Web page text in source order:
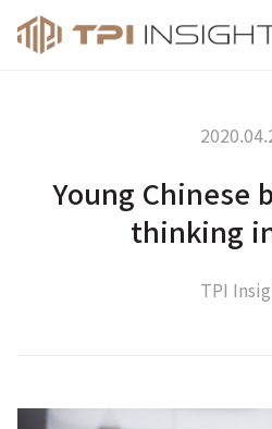
Young Chinese
thinking
TPI